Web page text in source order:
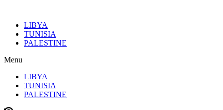
contenuLIBYA
TUNISIA
PALESTINE
Menu
LIBYA
TUNISIA
PALESTINE